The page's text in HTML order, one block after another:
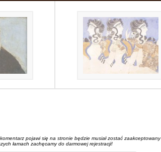
pojawi się na stronie będzie musiał zostać zaakceptowany
łamach zachęcamy do darmowej rejestracji!